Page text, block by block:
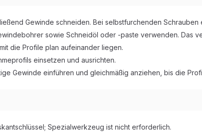
Gewinde schneiden. Bei selbstfurchenden Schrauben
sowie Schneidöl oder -paste verwenden. Das
die Profile plan aufeinander liegen.
einsetzen und ausrichten.
Gewinde einführen und gleichmäßig anziehen, bis die
Spezialwerkzeug ist nicht erforderlich.